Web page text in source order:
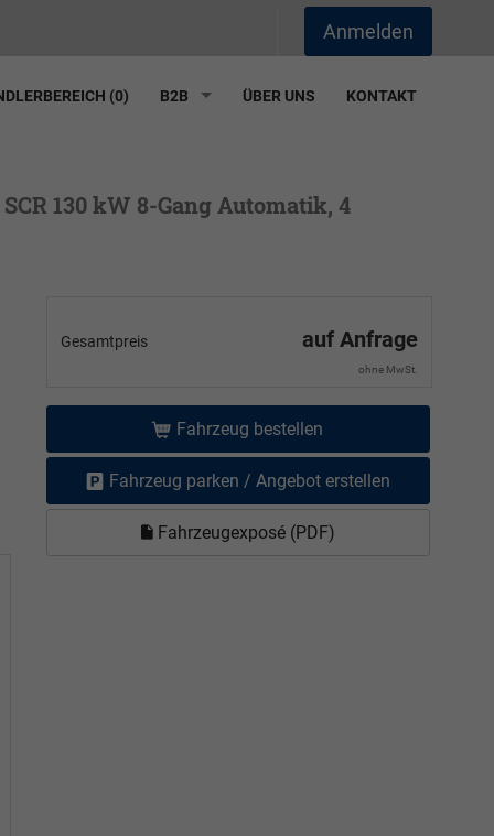
Anmelden
(0) B2B ÜBER UNS KONTAKT
130 kW 8-Gang Automatik, 4
Gesamtpreis auf Anfrage
ohne MwSt.
Fahrzeug bestellen
Fahrzeug parken / Angebot erstellen
Fahrzeugexposé (PDF)